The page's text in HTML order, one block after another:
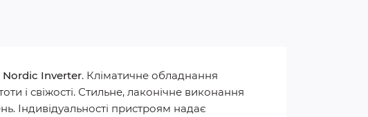
Nordic Inverter. Кліматичне обладнання
і свіжості. Стильне, лаконічне виконання
Індивідуальності пристроям надає